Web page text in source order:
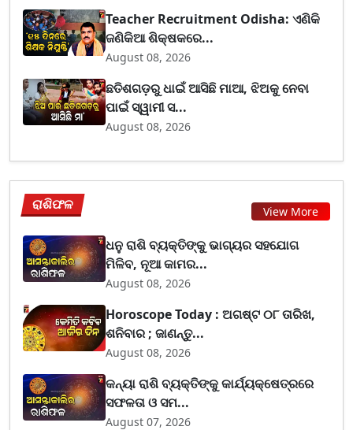
Teacher Recruitment Odisha: ଏଣିକି
ଜଣିକିଆ ଶିକ୍ଷକରେ...
August 08, 2026
ଛତିଶଗଡ଼ରୁ ଧାଇଁ ଆସିଛି ମାଆ, ଝିଅକୁ ନେବା
ପାଇଁ ସ୍ୱାମୀ ସ...
August 08, 2026
ରାଶିଫଳ View More
ଧନୁ ରାଶି ବ୍ୟକ୍ତିଙ୍କୁ ଭାଗ୍ୟର ସହଯୋଗ
ମିଳିବ, ନୂଆ କାମର...
August 08, 2026
Horoscope Today : ଅଗଷ୍ଟ ୦୮ ତାରିଖ,
ଶନିବାର ; ଜାଣନ୍ତୁ...
August 08, 2026
କନ୍ୟା ରାଶି ବ୍ୟକ୍ତିଙ୍କୁ କାର୍ଯ୍ୟକ୍ଷେତ୍ରରେ
ସଫଳତା ଓ ସମ...
August 07, 2026